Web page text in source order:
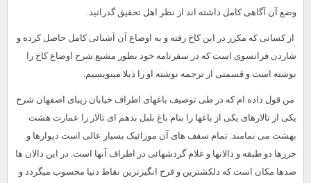
وضع آن آگاهى کامل داشته‏ اند از نظر اهل تحقیق گذرانید.
از کسانى که مکرر در این کاخ رفته و به اوضاع آن آشنائى کامل حاصل کرده و
شاردن فرانسوى است که در سفرنامه خود بطور مشبع شرح اوضاع کاخ را
نوشته است و قسمتى از ترجمه نوشته او را ذیلا مینویسیم.
من قول داده ‏ام که در طى توصیف باغهاى اطراف خیابان زیباى اصفهان شرح
یکى از تالارهاى یکى از باغها را بنام باغ بلبل بدهم اى تالار را عمارت هشت
بهشت می نمامند. تمام سقف هاى آن موزائیک بسیار عالى است دیوارها و
جرزها دو طبقه و دالانها و غلام گردشهائى در اطراف آنها است. در این دالان ها
صدها مکان است که دلکشترین و فرح انگیزترین نقاط دنیا محسوب میگردد و